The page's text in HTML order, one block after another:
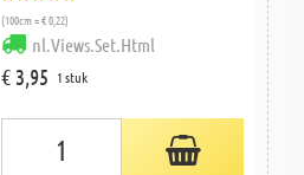
(100cm = € 0,22)
nl.Views.Set.Html
€ 3,95 1 stuk